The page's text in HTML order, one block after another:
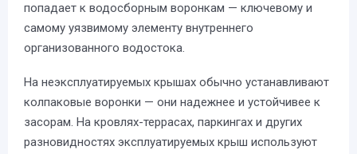
попадает к водосборным воронкам — ключевому и
самому уязвимому элементу внутреннего
организованного водостока.
На неэксплуатируемых крышах обычно устанавливают
колпаковые воронки — они надежнее и устойчивее к
засорам. На кровлях-террасах, паркингах и других
разновидностях эксплуатируемых крыш используют